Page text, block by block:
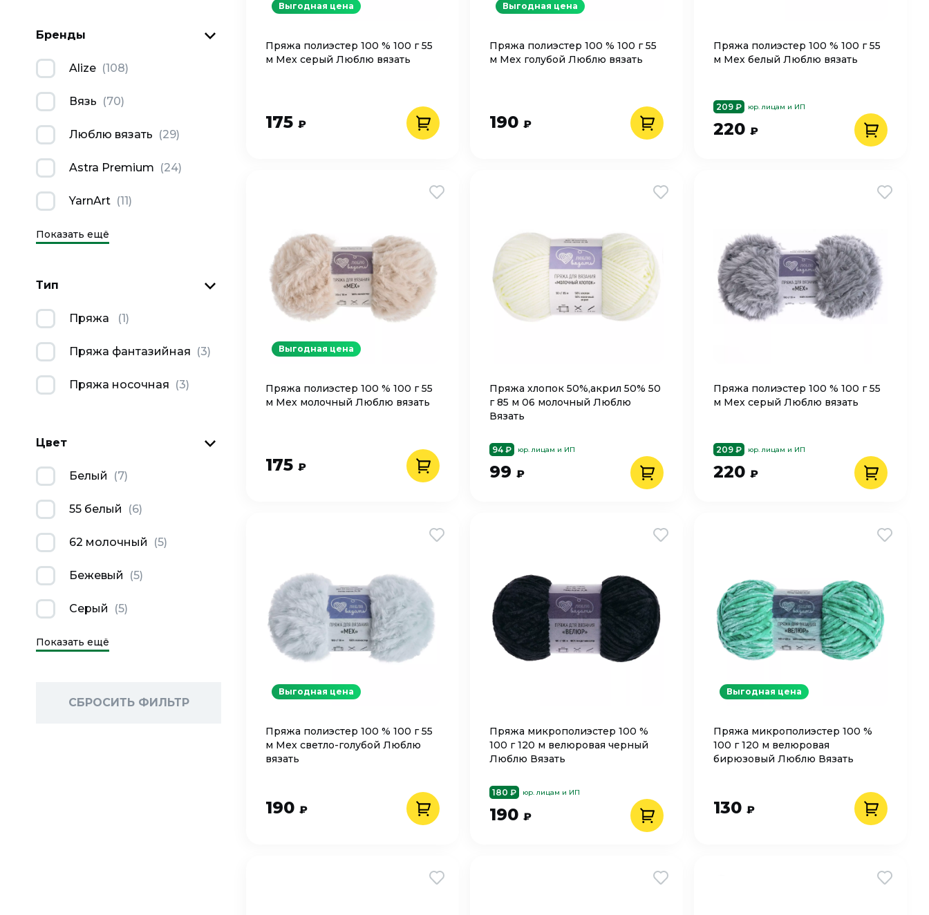
Бренды
Alize (108)
Вязь (70)
Люблю вязать (29)
Astra Premium (24)
YarnArt (11)
Показать ещё
Тип
Пряжа (1)
Пряжа фантазийная (3)
Пряжа носочная (3)
Цвет
Белый (7)
55 белый (6)
62 молочный (5)
Бежевый (5)
Серый (5)
Показать ещё
СБРОСИТЬ ФИЛЬТР
Пряжа полиэстер 100 % 100 г 55
м Мех серый Люблю вязать
175 ₽
Выгодная цена
Пряжа полиэстер 100 % 100 г 55
м Мех голубой Люблю вязать
190 ₽
Выгодная цена
Пряжа полиэстер 100 % 100 г 55
м Мех белый Люблю вязать
209 ₽ юр. лицам и ИП
220 ₽
Пряжа полиэстер 100 % 100 г 55
м Мех молочный Люблю вязать
175 ₽
Выгодная цена
Пряжа хлопок 50%,акрил 50% 50
г 85 м 06 молочный Люблю
Вязать
94 ₽ юр. лицам и ИП
99 ₽
Пряжа полиэстер 100 % 100 г 55
м Мех серый Люблю вязать
209 ₽ юр. лицам и ИП
220 ₽
Пряжа полиэстер 100 % 100 г 55
м Мех светло-голубой Люблю
вязать
190 ₽
Выгодная цена
Пряжа микрополиэстер 100 %
100 г 120 м велюровая черный
Люблю Вязать
180 ₽ юр. лицам и ИП
190 ₽
Пряжа микрополиэстер 100 %
100 г 120 м велюровая
бирюзовый Люблю Вязать
130 ₽
Выгодная цена